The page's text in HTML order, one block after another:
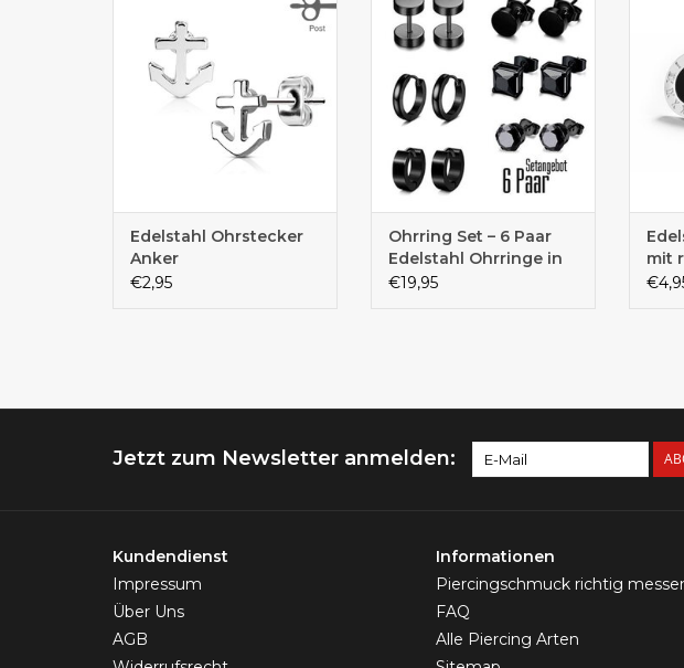
Edelstahl Ohrstecker
Anker
€2,95
Ohrring Set – 6 Paar
Edelstahl Ohrringe in
Schwarz | Ohrstecker
€19,95
mit
–
Jetzt zum Newsletter anmelden:
Kundendienst
Impressum
Über Uns
AGB
Informationen
Piercingschmuck richtig
FAQ
Alle Piercing Arten